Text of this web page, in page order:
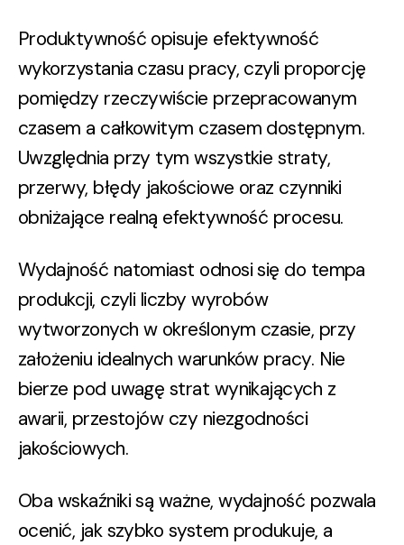
Produktywnośćopisuje efektywność
wykorzystania czasu pracy, czyli proporcję
pomiędzy rzeczywiście przepracowanym
czasem a całkowitym czasem dostępnym.
Uwzględnia przy tym wszystkie straty,
przerwy, błędy jakościowe oraz czynniki
obniżające realną efektywność procesu.
Wydajność natomiast odnosi się do tempa
produkcji, czyli liczby wyrobów
wytworzonych w określonym czasie, przy
założeniu idealnych warunków pracy. Nie
bierze pod uwagę strat wynikających z
awarii, przestojów czy niezgodności
jakościowych.
Oba wskaźniki są ważne, wydajność pozwala
ocenić, jak szybko system produkuje, a